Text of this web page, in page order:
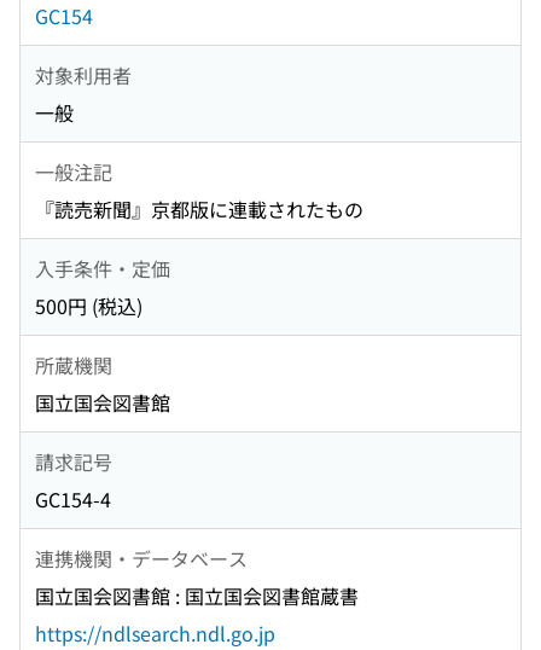
GC154
対象利用者
一般
一般注記
『読売新聞』京都版に連載されたもの
入手条件・定価
500円 (税込)
所蔵機関
国立国会図書館
請求記号
GC154-4
連携機関・データベース
国立国会図書館 : 国立国会図書館蔵書
https://ndlsearch.ndl.go.jp